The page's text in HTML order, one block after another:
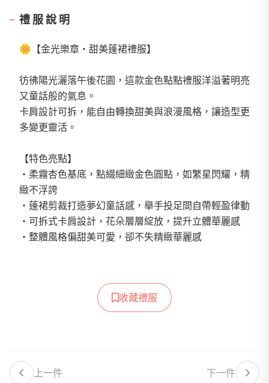
禮服說明
🌼【金光樂章・甜美蓬裙禮服】
彷彿陽光灑落午後花園，這款金色點點禮服洋溢著明亮
又童話般的氣息。
卡肩設計可拆，能自由轉換甜美與浪漫風格，讓造型更
多變更靈活。
【特色亮點】
・柔霧杏色基底，點綴細緻金色圓點，如繁星閃耀，精
緻不浮誇
・蓬裙剪裁打造夢幻童話感，舉手投足間自帶輕盈律動
・可拆式卡肩設計，花朵層層綻放，提升立體華麗感
・整體風格偏甜美可愛，卻不失精緻華麗感
收藏禮服
上一件 下一件